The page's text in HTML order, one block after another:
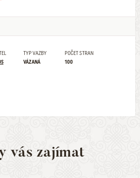
TYP VAZBY
VÁZANÁ
POČET STRAN
100
vás zajímat